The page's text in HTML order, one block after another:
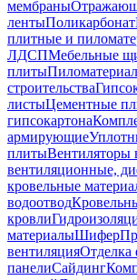
мембраны
лентыПоликарбонат
плитные и
ЛДСПМебельные
плиты
строительства
листыЦементные
гипсокартона
армирующие
плитыВентиляторы
вентиляционные,
кровельные
водоотвод
кровли
материалыШифер
вентиляцияОтделка
панелиСайдинг